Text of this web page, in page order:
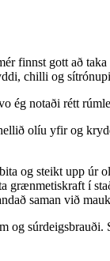
finnst gott að
chilli og
ég notaði rétt
olíu yfir og
og steikt upp úr
grænmetiskraft í
saman við
og